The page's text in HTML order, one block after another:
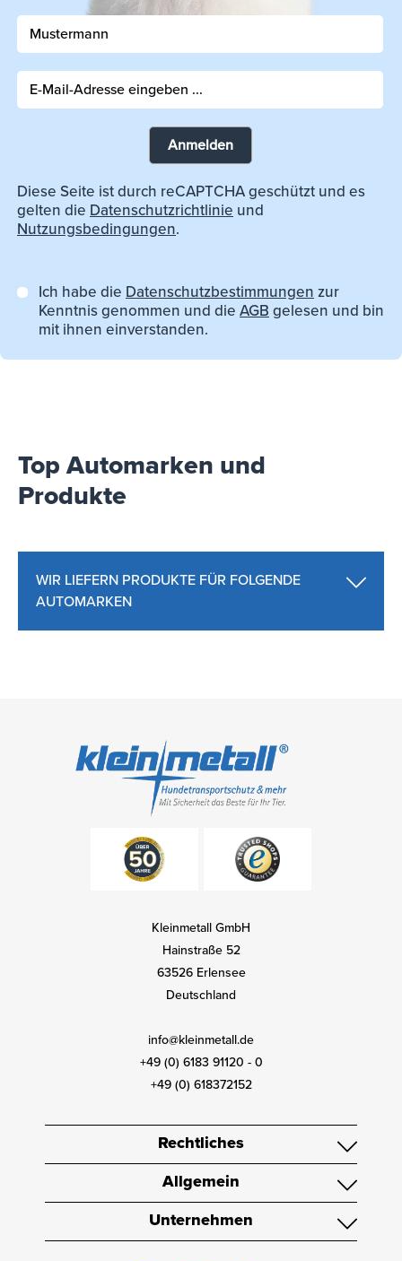
Anmelden
Diese Seite ist durch reCAPTCHA geschützt und es
gelten die Datenschutzrichtlinie und
Nutzungsbedingungen.
Ich habe die Datenschutzbestimmungen zur
Kenntnis genommen und die AGB gelesen und bin
mit ihnen einverstanden.
Top Automarken und
Produkte
WIR LIEFERN PRODUKTE FÜR FOLGENDE
AUTOMARKEN
Kleinmetall GmbH
Hainstraße 52
63526 Erlensee
Deutschland
info@kleinmetall.de
+49 (0) 6183 91120 - 0
+49 (0) 618372152
Rechtliches
Allgemein
Unternehmen